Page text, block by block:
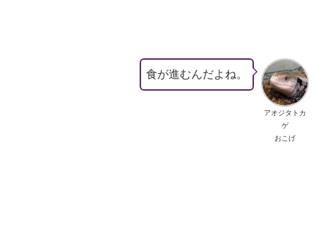
アオジタトカ
ゲ
おこげ
食が進むんだよね。